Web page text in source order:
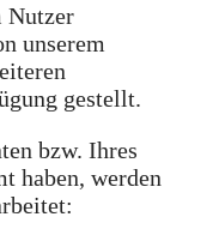
Nutzer
unserem
gestellt.
bzw. Ihres
haben, werden